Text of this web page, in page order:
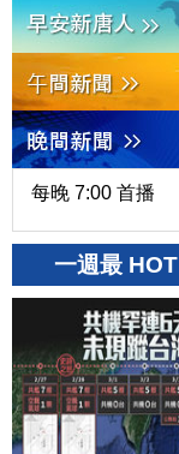
每晚 7:00 首播
一週最 HOT